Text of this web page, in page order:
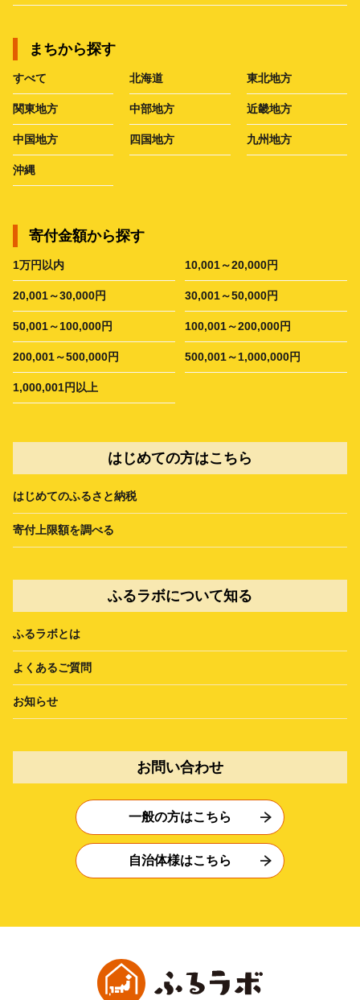
まちから探す
すべて 北海道 東北地方
関東地方 中部地方 近畿地方
中国地方 四国地方 九州地方
沖縄
寄付金額から探す
1万円以内 10,001～20,000円
20,001～30,000円 30,001～50,000円
50,001～100,000円 100,001～200,000円
200,001～500,000円 500,001～1,000,000円
1,000,001円以上
はじめての方はこちら
はじめてのふるさと納税
寄付上限額を調べる
ふるラボについて知る
ふるラボとは
よくあるご質問
お知らせ
お問い合わせ
一般の方はこちら
自治体様はこちら